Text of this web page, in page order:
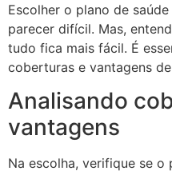
Escolher o plano de
parecer difícil. Mas,
tudo fica mais fácil. É
coberturas e vantagens
Analisando
vantagens
Na escolha, verifique se o